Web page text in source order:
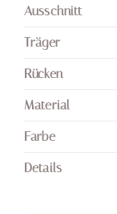
Kontakt
Ausschnitt
Träger
Rücken
Material
Farbe
Details